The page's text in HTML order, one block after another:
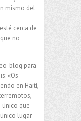
mismo del
cerca de
no
blog para
«Os
en Haití,
único que
lugar